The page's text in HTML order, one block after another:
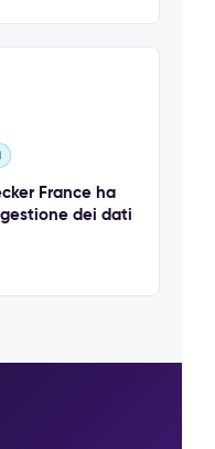
France ha
dei dati